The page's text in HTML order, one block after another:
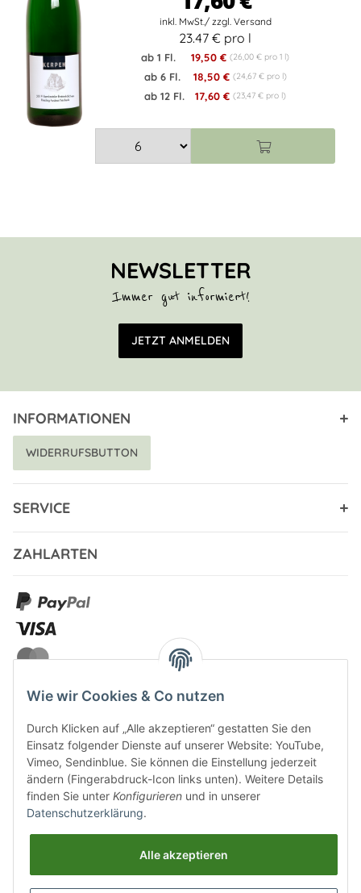
23.47 € pro l
ab 1 Fl. 19,50 € (26,00 € pro 1 l)
ab 6 Fl. 18,50 € (24,67 € pro l)
ab 12 Fl. 17,60 € (23,47 € pro l)
NEWSLETTER
Immer gut informiert!
E-Mail Adresse
JETZT ANMELDEN
INFORMATIONEN
WIDERRUFSBUTTON
SERVICE
ZAHLARTEN
VERSANDARTEN
Wie wir Cookies & Co nutzen
Durch Klicken auf „Alle akzeptieren“ gestatten Sie den
Einsatz folgender Dienste auf unserer Website: YouTube,
Vimeo, Sendinblue. Sie können die Einstellung jederzeit
ändern (Fingerabdruck-Icon links unten). Weitere Details
finden Sie unter Konfigurieren und in unserer
Datenschutzerklärung.
Alle akzeptieren